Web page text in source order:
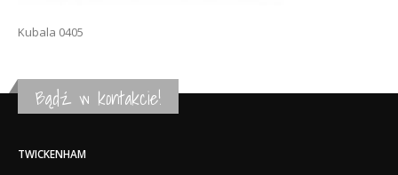
Kubala 0405
Bądź w kontakcie!
TWICKENHAM